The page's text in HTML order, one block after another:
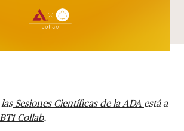
Sesiones Científicas de la ADA está a
Collab.